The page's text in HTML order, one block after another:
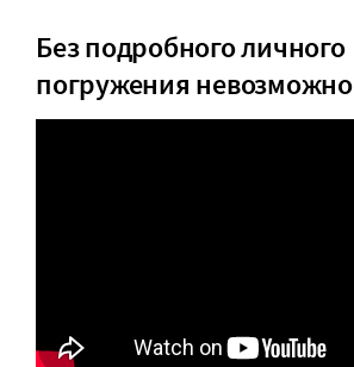
Без подробного личного
погружения невозможно